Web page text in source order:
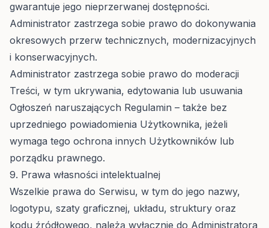
gwarantuje jego nieprzerwanej dostępności.
Administrator zastrzega sobie prawo do dokonywania
okresowych przerw technicznych, modernizacyjnych
i konserwacyjnych.
Administrator zastrzega sobie prawo do moderacji
Treści, w tym ukrywania, edytowania lub usuwania
Ogłoszeń naruszających Regulamin – także bez
uprzedniego powiadomienia Użytkownika, jeżeli
wymaga tego ochrona innych Użytkowników lub
porządku prawnego.
9. Prawa własności intelektualnej
Wszelkie prawa do Serwisu, w tym do jego nazwy,
logotypu, szaty graficznej, układu, struktury oraz
kodu źródłowego, należą wyłącznie do Administratora